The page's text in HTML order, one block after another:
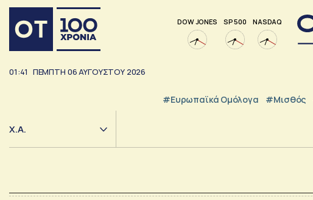
DOW JONES SP 500 NASDAQ
01:41 ΠΕΜΠΤΗ 06ΑΥΓΟΥΣΤΟΥ 2026
#Ευρωπαϊκά Ομόλογα #Μισθός
Χ.Α.